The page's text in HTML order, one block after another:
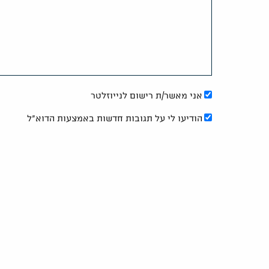
אני מאשר/ת רישום לנייוזלטר
הודיעו לי על תגובות חדשות באמצעות הדוא"ל